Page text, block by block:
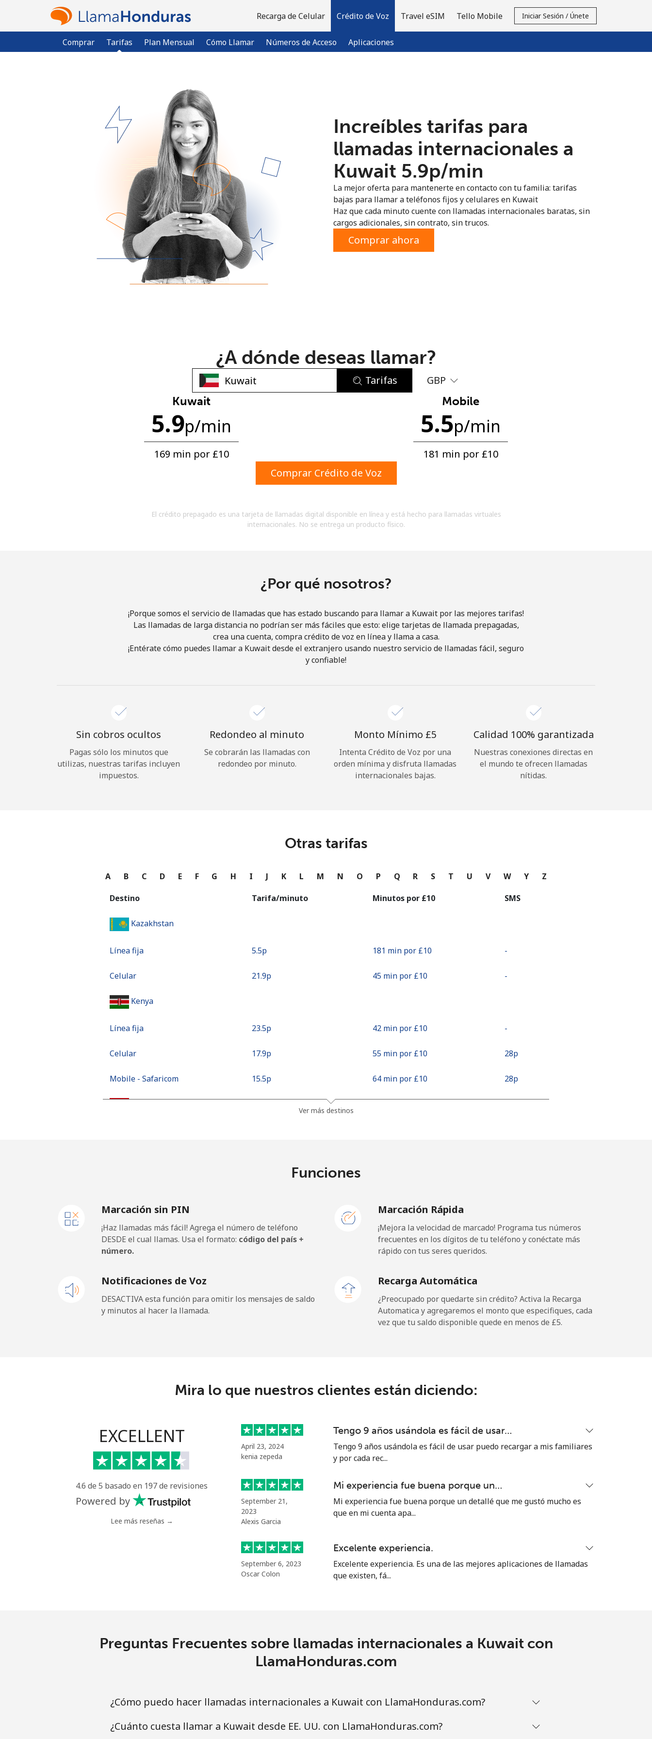
Recarga de Celular Crédito de Voz
Comprar Tarifas Plan Mensual Cómo Llamar Números de Acceso Aplicaciones
Travel eSIM Tello Mobile Iniciar Sesión / Únete
¿Ya tienes una cuenta? Inicia sesión →
Regístrate con
acuerdo con estos
Términos y condiciones.
Únete
¡Hola!
Iniciar Sesión
Continuar con
Increíbles tarifas para
llamadas internacionales a
Kuwait ⁦5.9p⁩/min
La mejor oferta para mantenerte en contacto con tu familia: tarifas
bajas para llamar a teléfonos fijos y celulares en Kuwait
Haz que cada minuto cuente con llamadas internacionales baratas, sin
cargos adicionales, sin contrato, sin trucos.
Comprar ahora
¿A dónde deseas llamar?
Tarifas GBP
Kuwait
5.9p/min
169 min por ⁦£10⁩
Mobile
5.5p/min
181 min por ⁦£10⁩
Comprar Crédito de Voz
El crédito prepagado es una tarjeta de llamadas digital disponible en línea y está hecho para llamadas virtuales
internacionales. No se entrega un producto físico.
¿Por qué nosotros?
¡Porque somos el servicio de llamadas que has estado buscando para llamar a Kuwait por las mejores tarifas!
Las llamadas de larga distancia no podrían ser más fáciles que esto: elige tarjetas de llamada prepagadas,
crea una cuenta, compra crédito de voz en línea y llama a casa.
¡Entérate cómo puedes llamar a Kuwait desde el extranjero usando nuestro servicio de llamadas fácil, seguro
y confiable!
Sin cobros ocultos
Pagas sólo los minutos que
utilizas, nuestras tarifas incluyen
impuestos.
Redondeo al minuto
Se cobrarán las llamadas con
redondeo por minuto.
Monto Mínimo ⁦£5⁩
Intenta Crédito de Voz por una
orden mínima y disfruta llamadas
internacionales bajas.
Calidad 100% garantizada
Nuestras conexiones directas en
el mundo te ofrecen llamadas
nítidas.
Otras tarifas
A B C D E F G H I J K L M N O P Q R S T U V W Y Z
Destino Tarifa/minuto Minutos por ⁦£10⁩ SMS
Kazakhstan
Línea fija ⁦5.5p⁩ 181 min por ⁦£10⁩ -
Celular ⁦21.9p⁩ 45 min por ⁦£10⁩ -
Kenya
Línea fija ⁦23.5p⁩ 42 min por ⁦£10⁩ -
Celular ⁦17.9p⁩ 55 min por ⁦£10⁩ ⁦28p⁩
Mobile - Safaricom ⁦15.5p⁩ 64 min por ⁦£10⁩ ⁦28p⁩
Celular 18 min por ⁦£10⁩
Kuwait
Celular 181 min por ⁦£10⁩
Kyrgyzstan
Ver más destinos
Funciones
Marcación sin PIN
¡Haz llamadas más fácil! Agrega el número de teléfono
DESDE el cual llamas. Usa el formato: código del país +
número.
Marcación Rápida
¡Mejora la velocidad de marcado! Programa tus números
frecuentes en los dígitos de tu teléfono y conéctate más
rápido con tus seres queridos.
Notificaciones de Voz
DESACTIVA esta función para omitir los mensajes de saldo
y minutos al hacer la llamada.
Recarga Automática
¿Preocupado por quedarte sin crédito? Activa la Recarga
Automatica y agregaremos el monto que especifiques, cada
vez que tu saldo disponible quede en menos de ⁦£5⁩.
Mira lo que nuestros clientes están diciendo:
EXCELLENT
4.6 de 5 basado en 197 de revisiones
Powered by
Lee más reseñas →
April 23, 2024
kenia zepeda
Tengo 9 años usándola es fácil de usar…
Tengo 9 años usándola es fácil de usar puedo recargar a mis familiares
y por cada rec...
September 21,
2023
Alexis Garcia
Mi experiencia fue buena porque un…
Mi experiencia fue buena porque un detallé que me gustó mucho es
que en mi cuenta apa...
September 6, 2023
Oscar Colon
Excelente experiencia.
Excelente experiencia. Es una de las mejores aplicaciones de llamadas
que existen, fá...
Preguntas Frecuentes sobre llamadas internacionales a Kuwait con
LlamaHonduras.com
¿Cómo puedo hacer llamadas internacionales a Kuwait con LlamaHonduras.com?
¿Cuánto cuesta llamar a Kuwait desde EE. UU. con LlamaHonduras.com?